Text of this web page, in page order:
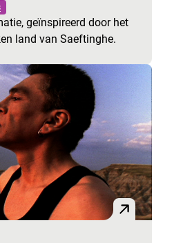
geïnspireerd door het
land van Saeftinghe.